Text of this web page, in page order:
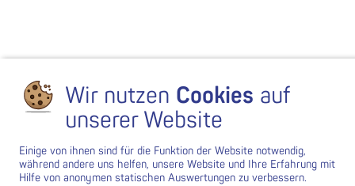
Wir nutzen Cookies auf
unserer Website
Einige von ihnen sind für die Funktion der Website notwendig,
während andere uns helfen, unsere Website und Ihre Erfahrung mit
Hilfe von anonymen statischen Auswertungen zu verbessern.